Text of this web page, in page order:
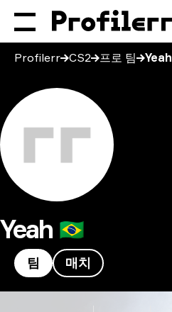
Profilerr CS2 프로 팀 Yeah
Yeah 🇧🇷
팀 매치